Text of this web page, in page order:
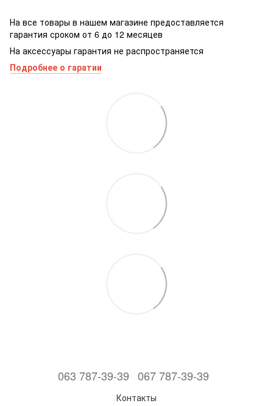
На все товары в нашем магазине предоставляется
гарантия сроком от 6 до 12 месяцев
На аксессуары гарантия не распространяется
Подробнее о гаратии
063 787-39-39 067 787-39-39
Контакты